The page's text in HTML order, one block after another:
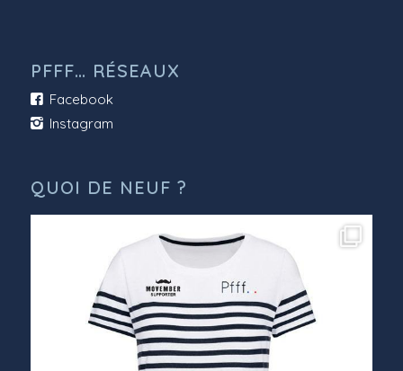
PFFF… RÉSEAUX
Facebook
Instagram
QUOI DE NEUF ?